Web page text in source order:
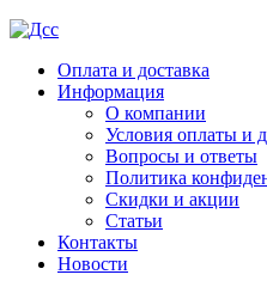
Оплата и доставка
Информация
О компании
Условия оплаты и
Вопросы и ответы
Политика
Скидки и акции
Статьи
Контакты
Новости